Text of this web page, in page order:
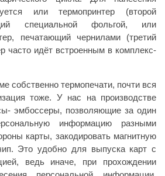
или термопринтер (второй
специальной фольгой, или
печатающий чернилами (третий
часто идёт встроенным в комплекс-
собственно термопечати, почти вся
тоже. У нас на производстве
эмбоссеры, позволяющие за один
информацию разными
карты, закодировать магнитную
Это удобно для выпуска карт с
ведь иначе, при прохождении